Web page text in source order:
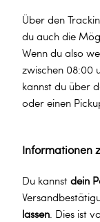
Über den
du auch die
Wenn du also
zwischen 08:00
kannst du über
oder einen
Informationen
Du kannst dein
lassen . Dies ist